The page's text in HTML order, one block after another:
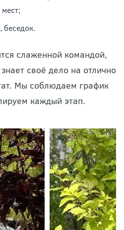
беседок.
слаженной командой,
своё дело на отлично
Мы соблюдаем график
каждый этап.